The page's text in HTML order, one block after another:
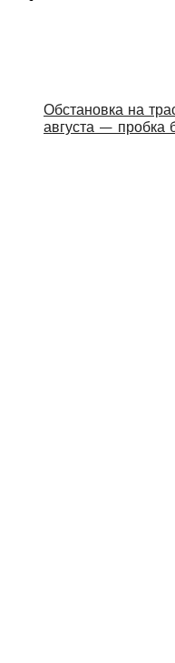
Обстановка на
августа — пробка